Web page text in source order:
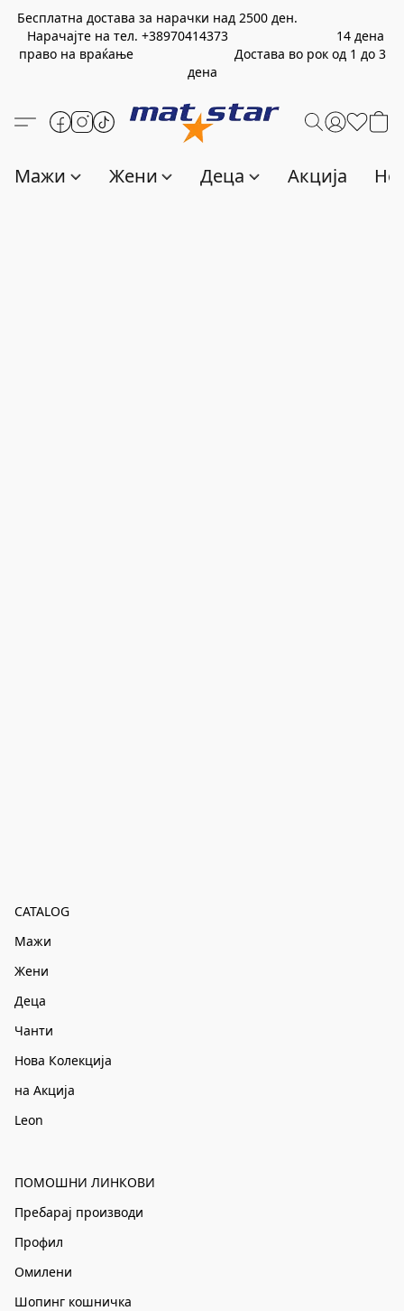
Бесплатна достава за нарачки над 2500 ден.
Нарачајте на тел. +38970414373 14 дена
право на враќање Достава во рок од 1 до 3
дена
Мажи Жени Деца Акција
CATALOG
Мажи
Жени
Деца
Чанти
Нова Колекција
на Акција
Leon
ПОМОШНИ ЛИНКОВИ
Пребарај производи
Профил
Омилени
Шопинг кошничка